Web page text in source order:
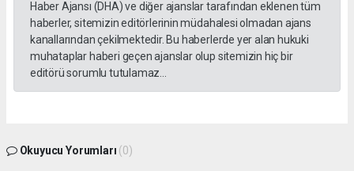
Haber Ajansı (DHA) ve diğer ajanslar tarafından eklenen tüm
haberler, sitemizin editörlerinin müdahalesi olmadan ajans
kanallarından çekilmektedir. Bu haberlerde yer alan hukuki
muhataplar haberi geçen ajanslar olup sitemizin hiç bir
editörü sorumlu tutulamaz...
Okuyucu Yorumları (0)